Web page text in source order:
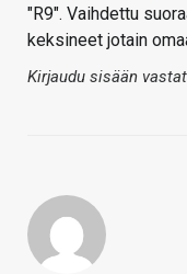
"R9". Vaihdettu
keksineet jotain
Kirjaudu sisään